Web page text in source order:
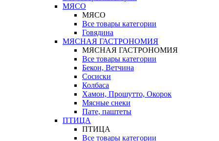
МЯСО
МЯСО
Все товары категории
Говядина
МЯСНАЯ ГАСТРОНОМИЯ
МЯСНАЯ ГАСТРОНОМИЯ
Все товары категории
Бекон, Ветчина
Сосиски
Колбаса
Хамон, Прошутто, Окорок
Мясные снеки
Пате, паштеты
ПТИЦА
ПТИЦА
Все товары категории